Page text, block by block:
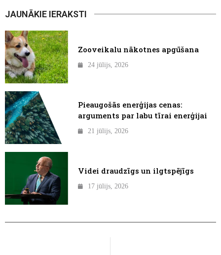
JAUNĀKIE IERAKSTI
Zooveikalu nākotnes apgūšana
24 jūlijs, 2026
Pieaugošās enerģijas cenas:
arguments par labu tīrai enerģijai
21 jūlijs, 2026
Videi draudzīgs un ilgtspējīgs
17 jūlijs, 2026